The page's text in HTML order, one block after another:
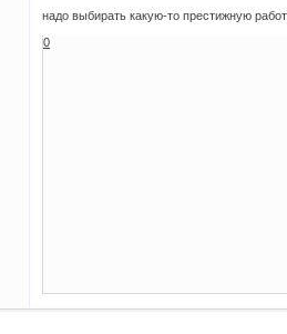
надо выбирать какую-то престижную
0